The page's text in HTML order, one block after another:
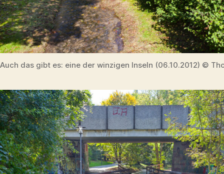
Auch das gibt es: eine der winzigen Inseln (06.10.2012) ©